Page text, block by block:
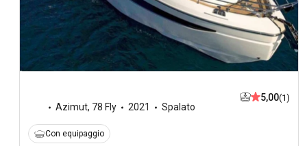
Azimut, 78 Fly 2021 Spalato
5,00(1)
Con equipaggio